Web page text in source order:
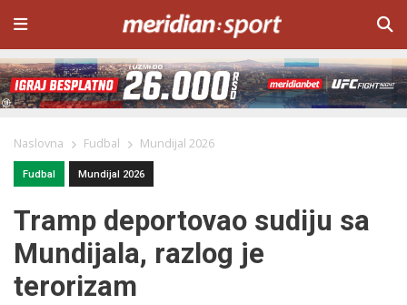
Naslovna Fudbal Mundijal 2026
Fudbal Mundijal 2026
Tramp deportovao sudiju sa
Mundijala, razlog je
terorizam